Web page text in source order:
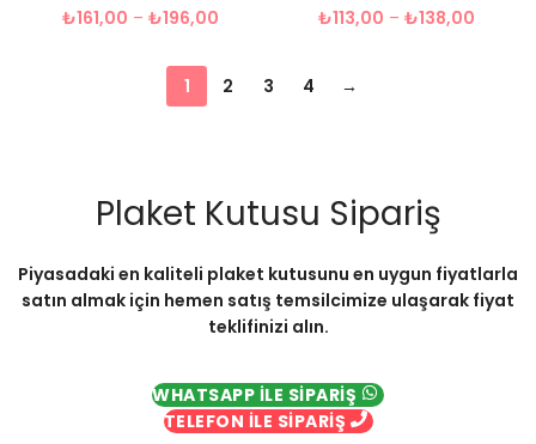
₺161,00 – ₺196,00
₺113,00 – ₺138,00
1 2 3 4 →
Plaket Kutusu Sipariş
Piyasadaki en kaliteli plaket kutusunu en uygun fiyatlarla
satın almak için hemen satış temsilcimize ulaşarak fiyat
teklifinizi alın.
WHATSAPP İLE SİPARİŞ
TELEFON İLE SİPARİŞ